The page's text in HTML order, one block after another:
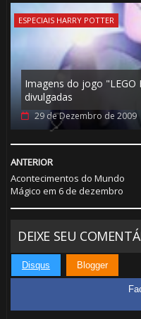
ESPECIAIS HARRY POTTER
Imagens do jogo "LEGO
divulgadas
29 de Dezembro de 2009
ANTERIOR
Acontecimentos do Mundo
Mágico em 6 de dezembro
DEIXE SEU
Disqus Blogger